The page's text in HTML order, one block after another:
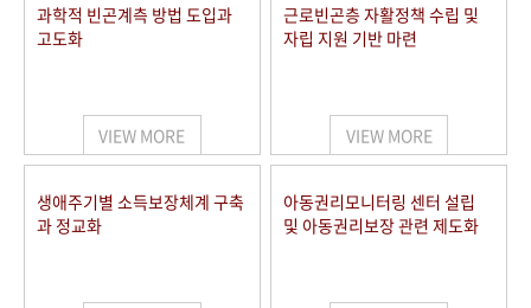
과학적 빈곤계측 방법 도입과
고도화
VIEW MORE
근로빈곤층 자활정책 수립 및
자립 지원 기반 마련
VIEW MORE
생애주기별 소득보장체계 구축
과 정교화
아동권리모니터링 센터 설립
및 아동권리보장 관련 제도화